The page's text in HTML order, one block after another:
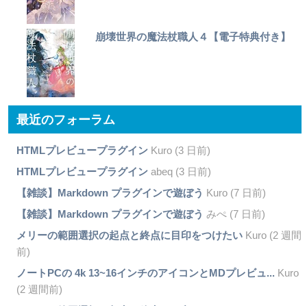
崩壊世界の魔法杖職人４【電子特典付き】
最近のフォーラム
HTMLプレビュープラグインKuro (3 日前)
HTMLプレビュープラグインabeq (3 日前)
【雑談】Markdown プラグインで遊ぼう Kuro (7 日前)
【雑談】Markdown プラグインで遊ぼう みぺ (7 日前)
メリーの範囲選択の起点と終点に目印をつけたいKuro (2 週間
前)
ノートPCの 4k 13~16インチのアイコンとMDプレビュ... Kuro
(2 週間前)